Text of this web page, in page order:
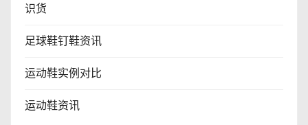
识货
足球鞋钉鞋资讯
运动鞋实例对比
运动鞋资讯